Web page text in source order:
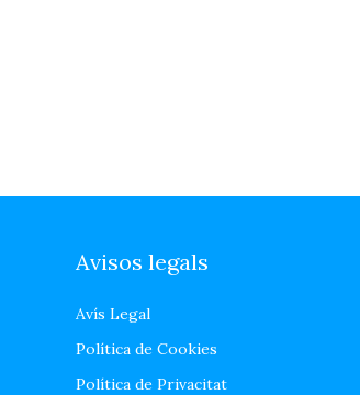
Avisos legals
Avís Legal
Política de Cookies
Política de Privacitat